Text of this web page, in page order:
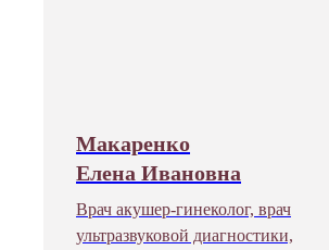
Макаренко
Елена Ивановна
Врач акушер-гинеколог, врач
ультразвуковой диагностики,